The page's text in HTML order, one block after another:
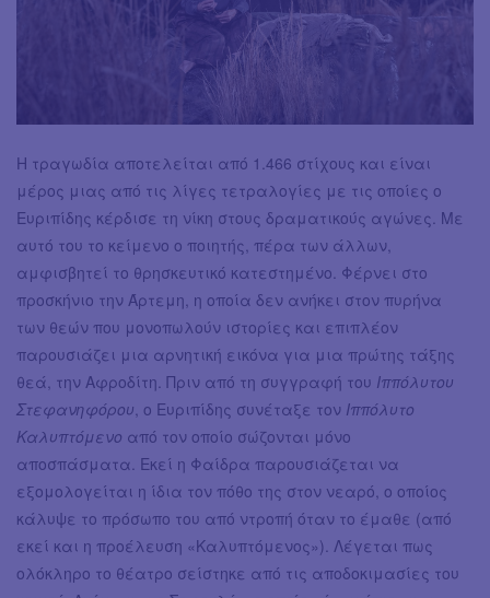
Η τραγωδία αποτελείται από 1.466 στίχους και είναι
μέρος μιας από τις λίγες τετραλογίες με τις οποίες ο
Ευριπίδης κέρδισε τη νίκη στους δραματικούς αγώνες. Με
αυτό του το κείμενο ο ποιητής, πέρα των άλλων,
αμφισβητεί το θρησκευτικό κατεστημένο. Φέρνει στο
προσκήνιο την Άρτεμη, η οποία δεν ανήκει στον πυρήνα
των θεών που μονοπωλούν ιστορίες και επιπλέον
παρουσιάζει μια αρνητική εικόνα για μια πρώτης τάξης
θεά, την Αφροδίτη. Πριν από τη συγγραφή του Ιππόλυτου
Στεφανηφόρου , ο Ευριπίδης συνέταξε τον Ιππόλυτο
Καλυπτόμενο από τον οποίο σώζονται μόνο
αποσπάσματα. Εκεί η Φαίδρα παρουσιάζεται να
εξομολογείται η ίδια τον πόθο της στον νεαρό, ο οποίος
κάλυψε το πρόσωπο του από ντροπή όταν το έμαθε (από
εκεί και η προέλευση «Καλυπτόμενος»). Λέγεται πως
ολόκληρο το θέατρο σείστηκε από τις αποδοκιμασίες του